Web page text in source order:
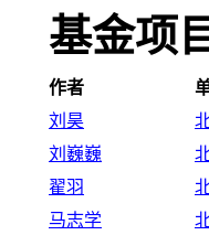
基金项
作者
刘昊
刘巍巍
翟羽
马志学